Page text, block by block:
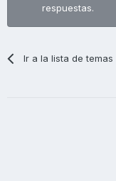
respuestas.
Ir a la lista de temas